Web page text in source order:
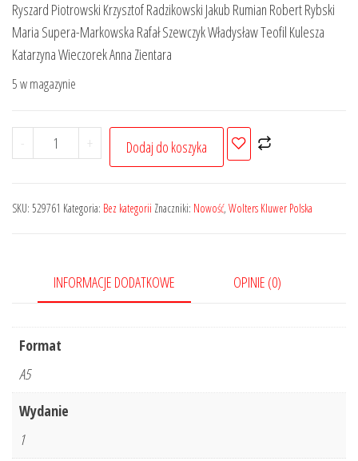
Ryszard Piotrowski Krzysztof Radzikowski Jakub Rumian Robert Rybski
Maria Supera-Markowska Rafał Szewczyk Władysław Teofil Kulesza
Katarzyna Wieczorek Anna Zientara
5 w magazynie
-
ilość
Równość
nierówności
+ Dodaj do koszyka
SKU: 529761 Kategoria: Bez kategorii Znaczniki: Nowość, Wolters Kluwer Polska
INFORMACJE DODATKOWE OPINIE (0)
Format
A5
Wydanie
1